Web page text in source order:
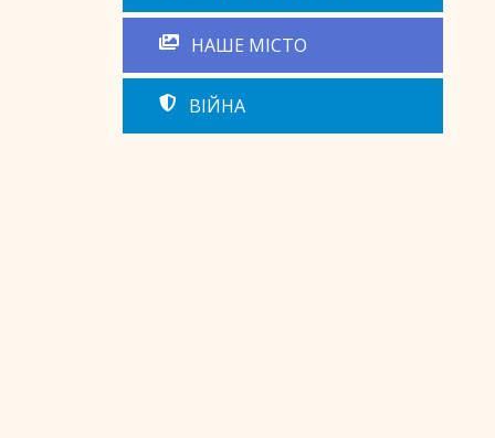
НАШЕ МІСТО
ВІЙНА